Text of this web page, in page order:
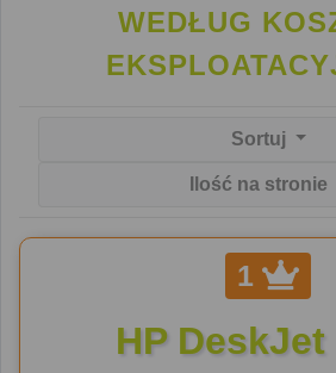
WEDŁUG
Sortuj
Ilość na stronie
1
HP DeskJet